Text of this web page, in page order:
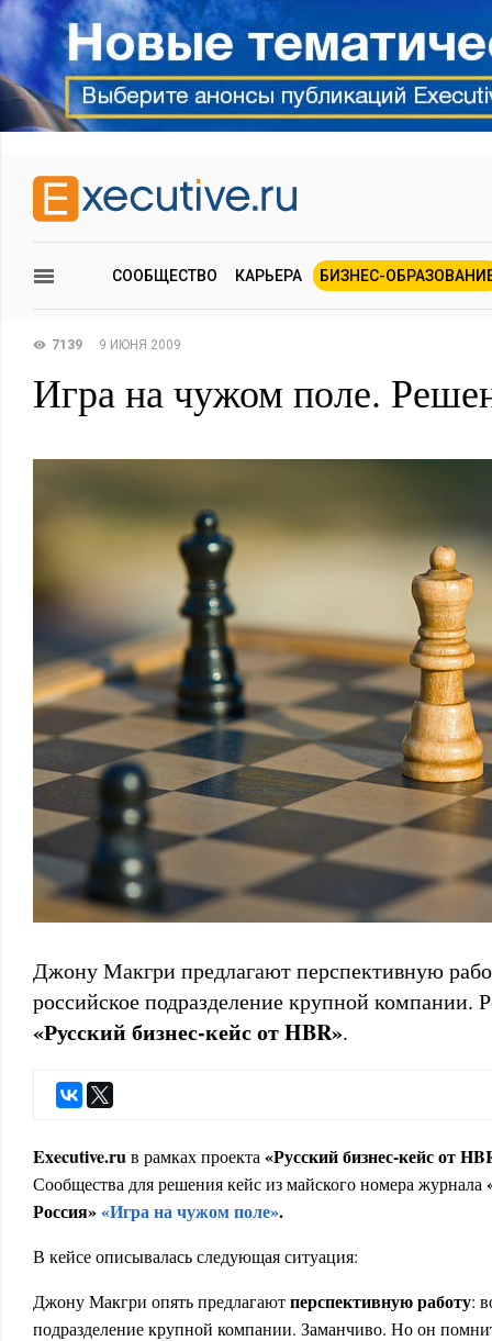
СООБЩЕСТВО КАРЬЕРА БИЗНЕС-
7139 9 ИЮНЯ 2009
Игра на чужом поле.
Джону Макгри предлагают перспективную
российское подразделение крупной компании.
«Русский бизнес-кейс от HBR».
Executive.ruв рамках проекта «Русский бизнес-кейс от
Сообщества для решения кейс из майского номера журнала
Россия»«Игра на чужом поле».
В кейсе описывалась следующая ситуация:
Джону Макгри опять предлагаютперспективную работу:
подразделение крупной компании. Заманчиво. Но он